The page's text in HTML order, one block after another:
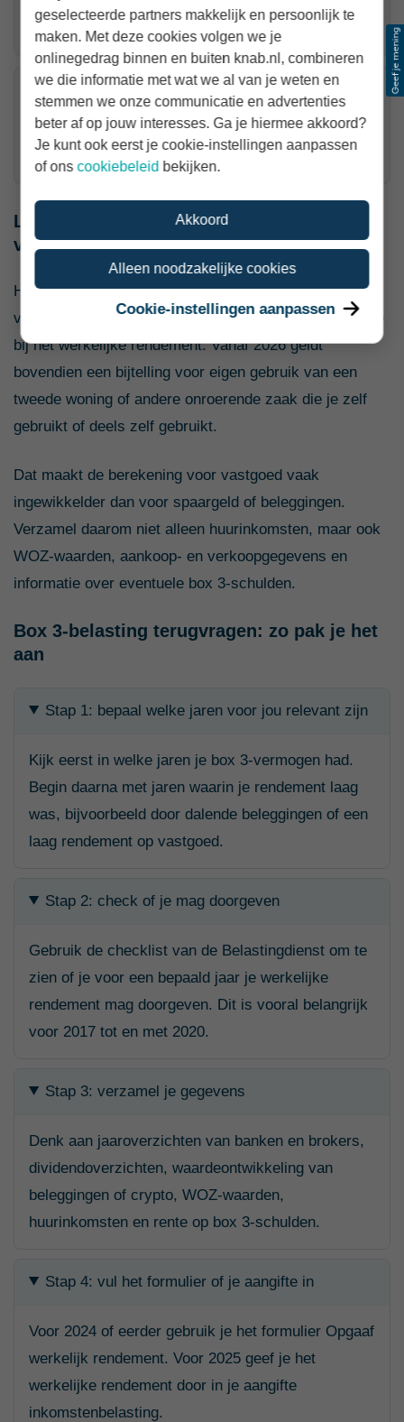
vastgoed, of met relatief hoge box 3-schulden.
Minder vaak interessant
Jaren waarin je alleen spaargeld had en de
spaarrente ongeveer aansloot bij het forfait.
Let op bij een tweede woning of ander
vastgoed
Heb je een tweede woning, vakantiehuis of ander
vastgoed in box 3? Dan telt de waardeverandering mee
bij het werkelijke rendement. Vanaf 2026 geldt
bovendien een bijtelling voor eigen gebruik van een
tweede woning of andere onroerende zaak die je zelf
gebruikt of deels zelf gebruikt.
Dat maakt de berekening voor vastgoed vaak
ingewikkelder dan voor spaargeld of beleggingen.
Verzamel daarom niet alleen huurinkomsten, maar ook
WOZ-waarden, aankoop- en verkoopgegevens en
informatie over eventuele box 3-schulden.
Box 3-belasting terugvragen: zo pak je het
aan
Stap 1: bepaal welke jaren voor jou relevant zijn
Kijk eerst in welke jaren je box 3-vermogen had.
Begin daarna met jaren waarin je rendement laag
was, bijvoorbeeld door dalende beleggingen of een
laag rendement op vastgoed.
Stap 2: check of je mag doorgeven
Gebruik de checklist van de Belastingdienst om te
zien of je voor een bepaald jaar je werkelijke
rendement mag doorgeven. Dit is vooral belangrijk
voor 2017 tot en met 2020.
Stap 3: verzamel je gegevens
Denk aan jaaroverzichten van banken en brokers,
dividendoverzichten, waardeontwikkeling van
beleggingen of crypto, WOZ-waarden,
huurinkomsten en rente op box 3-schulden.
Stap 4: vul het formulier of je aangifte in
Voor 2024 of eerder gebruik je het formulier Opgaaf
werkelijk rendement. Voor 2025 geef je het
werkelijke rendement door in je aangifte
inkomstenbelasting.
geselecteerde partners makkelijk en persoonlijk te
maken. Met deze cookies volgen we je
onlinegedrag binnen en buiten knab.nl, combineren
we die informatie met wat we al van je weten en
stemmen we onze communicatie en advertenties
beter af op jouw interesses. Ga je hiermee akkoord?
Je kunt ook eerst je cookie-instellingen aanpassen
of onscookiebeleid bekijken.
Akkoord
Alleen noodzakelijke cookies
Cookie-instellingen aanpassen